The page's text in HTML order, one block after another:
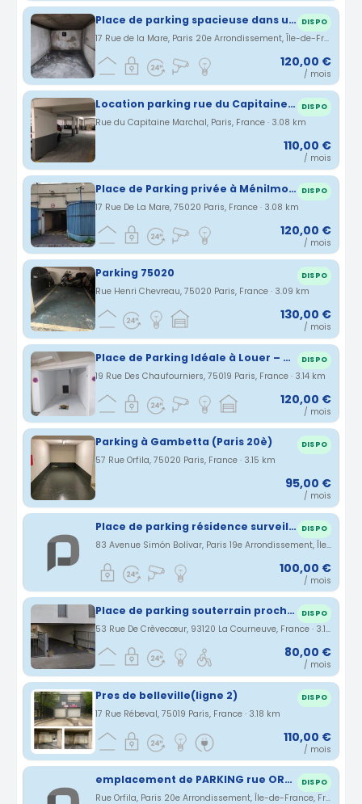
Place de parking spacieuse dans un immeuble sécurisé à Ménilmontant DISPO
17 Rue de la Mare, Paris 20e Arrondissement, Île-de-France, France · 3.07 km
120,00 €
/ mois
Location parking rue du Capitaine Marchal à Paris (75) DISPO
Rue du Capitaine Marchal, Paris, France · 3.08 km
110,00 €
/ mois
Place de Parking privée à Ménilmontant (vers Parc de Belleville) DISPO
17 Rue De La Mare, 75020 Paris, France · 3.08 km
120,00 €
/ mois
Parking 75020 DISPO
Rue Henri Chevreau, 75020 Paris, France · 3.09 km
130,00 €
/ mois
Place de Parking Idéale à Louer – Paris 19e, 19 Rue des Chaufourniers – 100 /mois DISPO
19 Rue Des Chaufourniers, 75019 Paris, France · 3.14 km
120,00 €
/ mois
Parking à Gambetta (Paris 20è) DISPO
57 Rue Orfila, 75020 Paris, France · 3.15 km
95,00 €
/ mois
Place de parking résidence surveillée Paris 19eme Belleville Bolivar Colonel Fabien DISPO
83 Avenue Simón Bolívar, Paris 19e Arrondissement, Île-de-France, France · 3.16 km
100,00 €
/ mois
Place de parking souterrain proche station Mairie d'Aubervilliers DISPO
53 Rue De Crèvecœur, 93120 La Courneuve, France · 3.17 km
80,00 €
/ mois
Pres de belleville(ligne 2) DISPO
17 Rue Rébeval, 75019 Paris, France · 3.18 km
110,00 €
/ mois
emplacement de PARKING rue ORFILA 75020 PARIS DISPO
Rue Orfila, Paris 20e Arrondissement, Île-de-France, France · 3.2 km